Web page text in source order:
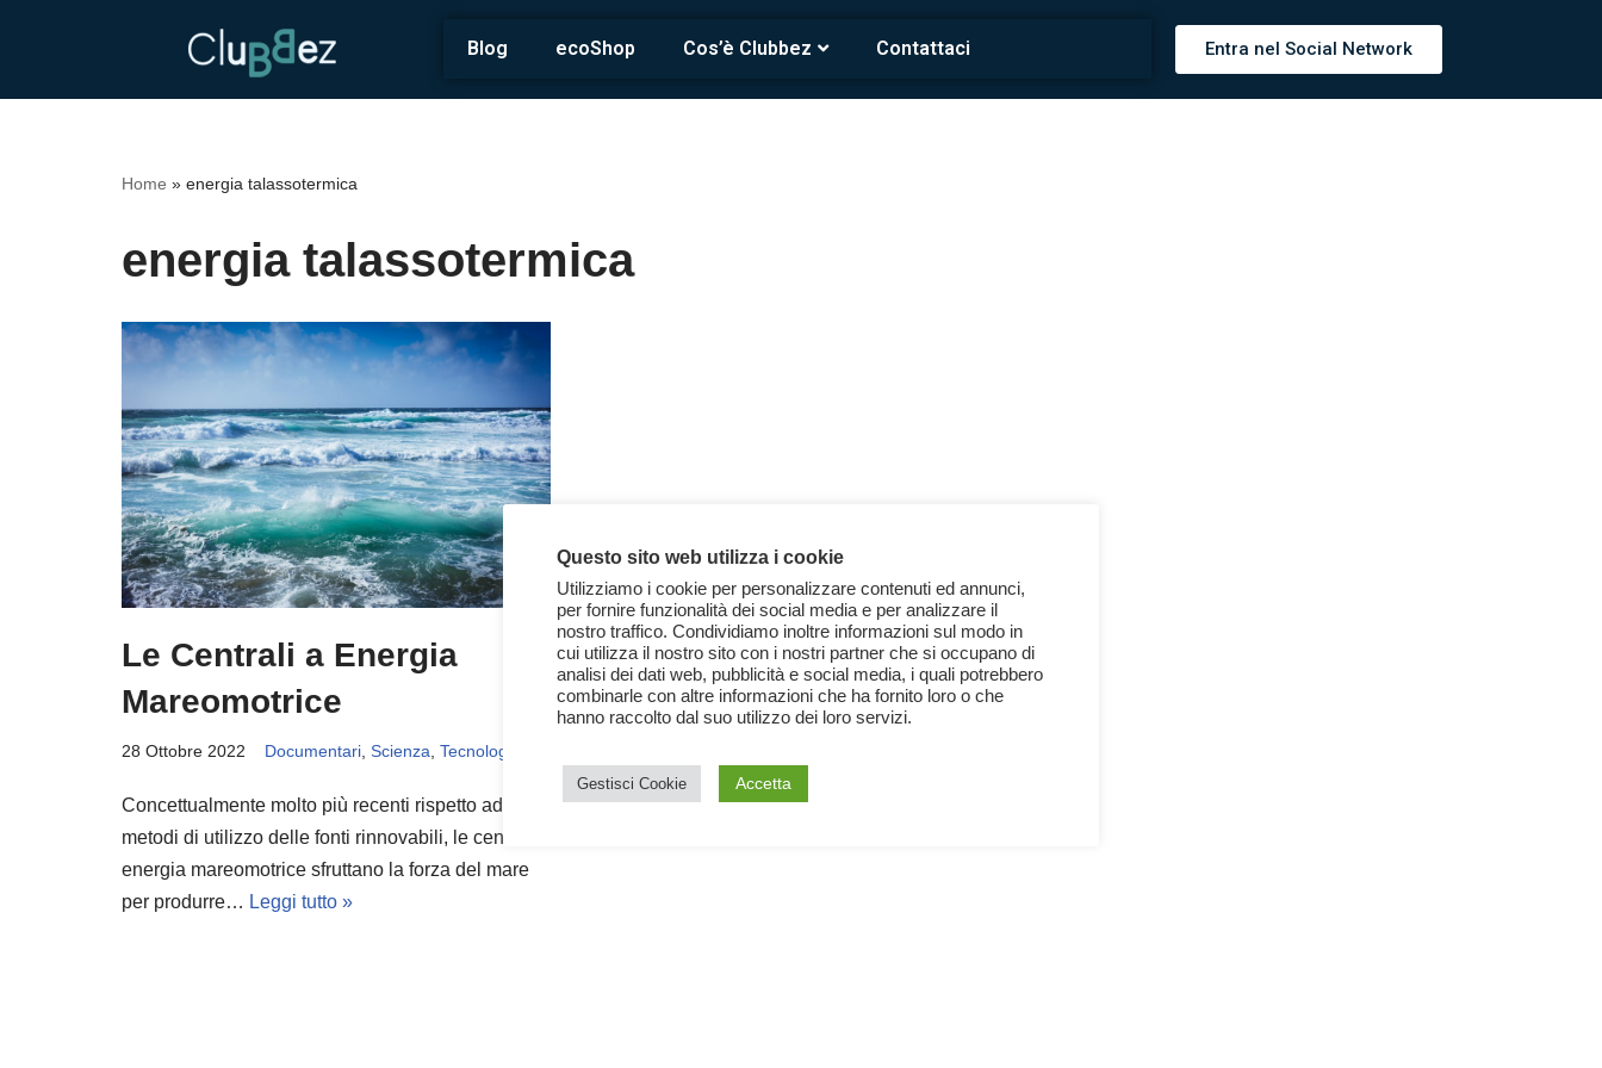
al
Blog ecoShop Cos’è Clubbez Contattaci Entra nel Social Network
Home » energia talassotermica
energia talassotermica
Le Centrali a Energia
Mareomotrice
28 Ottobre 2022 Documentari Scienza Tecnologia
Concettualmente molto più recenti rispetto ad altri
metodi di utilizzo delle fonti rinnovabili, le centrali a
energia mareomotrice sfruttano la forza del mare
per produrre… Leggi tutto »
Questo sito web utilizza i cookie
Utilizziamo i cookie per personalizzare contenuti ed annunci,
per fornire funzionalità dei social media e per analizzare il
nostro traffico. Condividiamo inoltre informazioni sul modo in
cui utilizza il nostro sito con i nostri partner che si occupano di
analisi dei dati web, pubblicità e social media, i quali potrebbero
combinarle con altre informazioni che ha fornito loro o che
hanno raccolto dal suo utilizzo dei loro servizi.
Gestisci Cookie Accetta